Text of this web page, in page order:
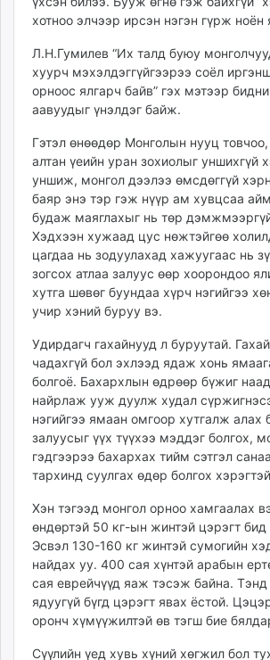
хотноо элчээр ирсэн нэгэн гүрж ноён
Л.Н.Гумилев “Их талд буюу
хуурч мэхэлдэггүйгээрээ соёл
орноос ялгарч байв” гэх мэтээр
аавуудыг үнэлдэг байж.
Гэтэл өнөөдөр Монголын нууц
алтан үеийн уран зохиолыг уншихгүй
уншиж, монгол дээлээ өмсдөггүй
баяр энэ тэр гэж нүүр ам хувцсаа
будаж маяглахыг нь төр
Хэдхээн хужаад цус нөжтэйгөө
цагдаа нь зодуулахад хажуугаас нь
зогсох атлаа залуус өөр хоорондоо
хутга шөвөг буундаа хүрч нэгийгээ
учир хэний буруу вэ.
Удирдагч гахайнууд л буруутай.
чадахгүй бол эхлээд ядаж хонь
болгоё. Бахархлын өдрөөр бүжиг
найрлаж ууж дуулж худал
нэгийгээ ямаан омгоор хутгалж алах
залуусыг үүх түүхээ мэддэг болгох,
гэдгээрээ бахархах тийм сэтгэл
тархинд суулгах өдөр болгох
Хэн тэгээд монгол орноо хамгаалах
өндөртэй 50 кг-ын жинтэй цэрэгт бид
Эсвэл 130-160 кг жинтэй сумогийн
найдах уу. 400 сая хүнтэй арабын
сая еврейчүүд яаж тэсэж байна. Тэнд
ядуугүй бүгд цэрэгт явах ёстой.
оронч хүмүүжилтэй өв тэгш бие
Сүүлийн үед хувь хүний хөгжил бол